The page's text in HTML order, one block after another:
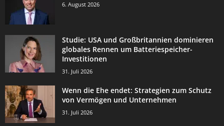
6. August 2026
Studie: USA und Großbritannien dominieren
globales Rennen um Batteriespeicher-
Investitionen
31. Juli 2026
Wenn die Ehe endet: Strategien zum Schutz
von Vermögen und Unternehmen
31. Juli 2026